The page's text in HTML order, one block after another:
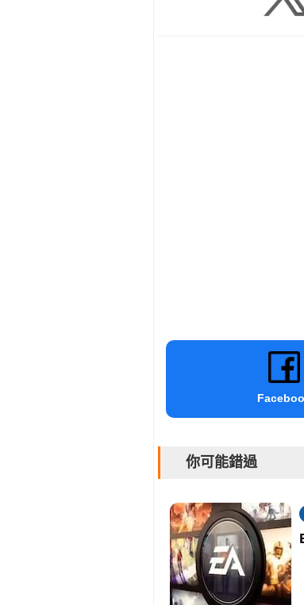
你可能錯過